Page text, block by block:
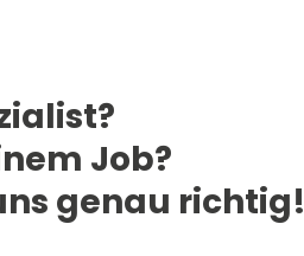
Job?
genau richtig!